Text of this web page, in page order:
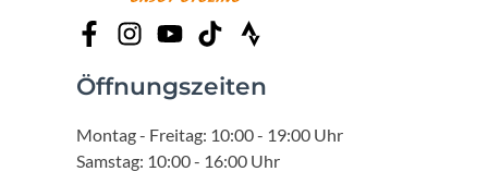
Öffnungszeiten
Montag - Freitag: 10:00 - 19:00 Uhr
Samstag: 10:00 - 16:00 Uhr